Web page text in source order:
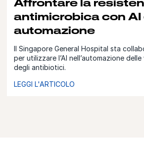
Affrontare la
antimicrobica con AI
automazione
Il Singapore General Hospital sta
per utilizzare l’AI nell’automazione
degli antibiotici.
LEGGI L'ARTICOLO